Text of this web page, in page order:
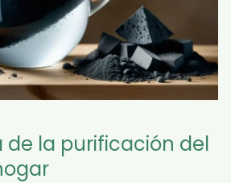
la purificación del